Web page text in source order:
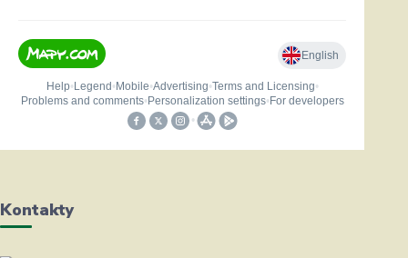
Kontakty